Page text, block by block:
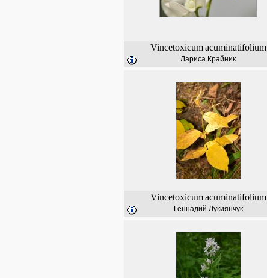
Vincetoxicum acuminatifolium
Лариса Крайник
Vincetoxicum acuminatifolium
Геннадий Лукиянчук